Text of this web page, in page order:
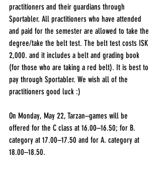
practitioners and their guardians through
Sportabler. All practitioners who have attended
and paid for the semester are allowed to take the
degree/take the belt test. The belt test costs ISK
2,000. and it includes a belt and grading book
(for those who are taking a red belt). It is best to
pay through Sportabler. We wish all of the
practitioners good luck :)
On Monday, May 22, Tarzan–games will be
offered for the C class at 16.00–16.50; for B.
category at 17.00–17.50 and for A. category at
18.00–18.50.